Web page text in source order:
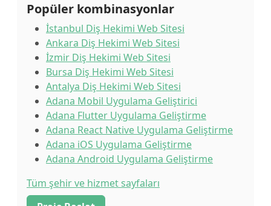
Popüler kombinasyonlar
İstanbul Diş Hekimi Web Sitesi
Ankara Diş Hekimi Web Sitesi
İzmir Diş Hekimi Web Sitesi
Bursa Diş Hekimi Web Sitesi
Antalya Diş Hekimi Web Sitesi
Adana Mobil Uygulama Geliştirici
Adana Flutter Uygulama Geliştirme
Adana React Native Uygulama Geliştirme
Adana iOS Uygulama Geliştirme
Adana Android Uygulama Geliştirme
Tüm şehir ve hizmet sayfaları